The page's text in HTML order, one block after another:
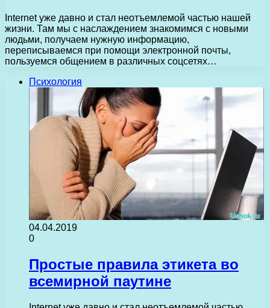
Internet уже давно и стал неотъемлемой частью нашей
жизни. Там мы с наслаждением знакомимся с новыми
людьми, получаем нужную информацию,
переписываемся при помощи электронной почты,
пользуемся общением в различных соцсетях…
Психология
04.04.2019
0
Простые правила этикета во
всемирной паутине